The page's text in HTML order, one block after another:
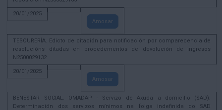
20/01/2025
Amosar
TESOURERÍA. Edicto de citación para notificación por comparecencia de
resolucións ditadas en procedementos de devolución de ingresos
N2500029132
20/01/2025
Amosar
BENESTAR SOCIAL. OMADAP - Servizo de Axuda a domicilio (SAD):
Determinación dos servizos mínimos na folga indefinida do SAD